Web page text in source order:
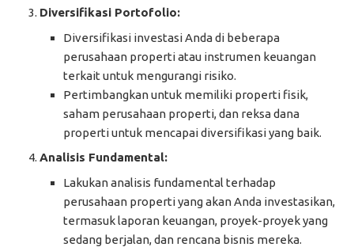
Diversifikasi Portofolio:
Diversifikasi investasi Anda di beberapa
perusahaan properti atau instrumen keuangan
terkait untuk mengurangi risiko.
Pertimbangkan untuk memiliki properti fisik,
saham perusahaan properti, dan reksa dana
properti untuk mencapai diversifikasi yang baik.
Analisis Fundamental:
Lakukan analisis fundamental terhadap
perusahaan properti yang akan Anda investasikan,
termasuk laporan keuangan, proyek-proyek yang
sedang berjalan, dan rencana bisnis mereka.